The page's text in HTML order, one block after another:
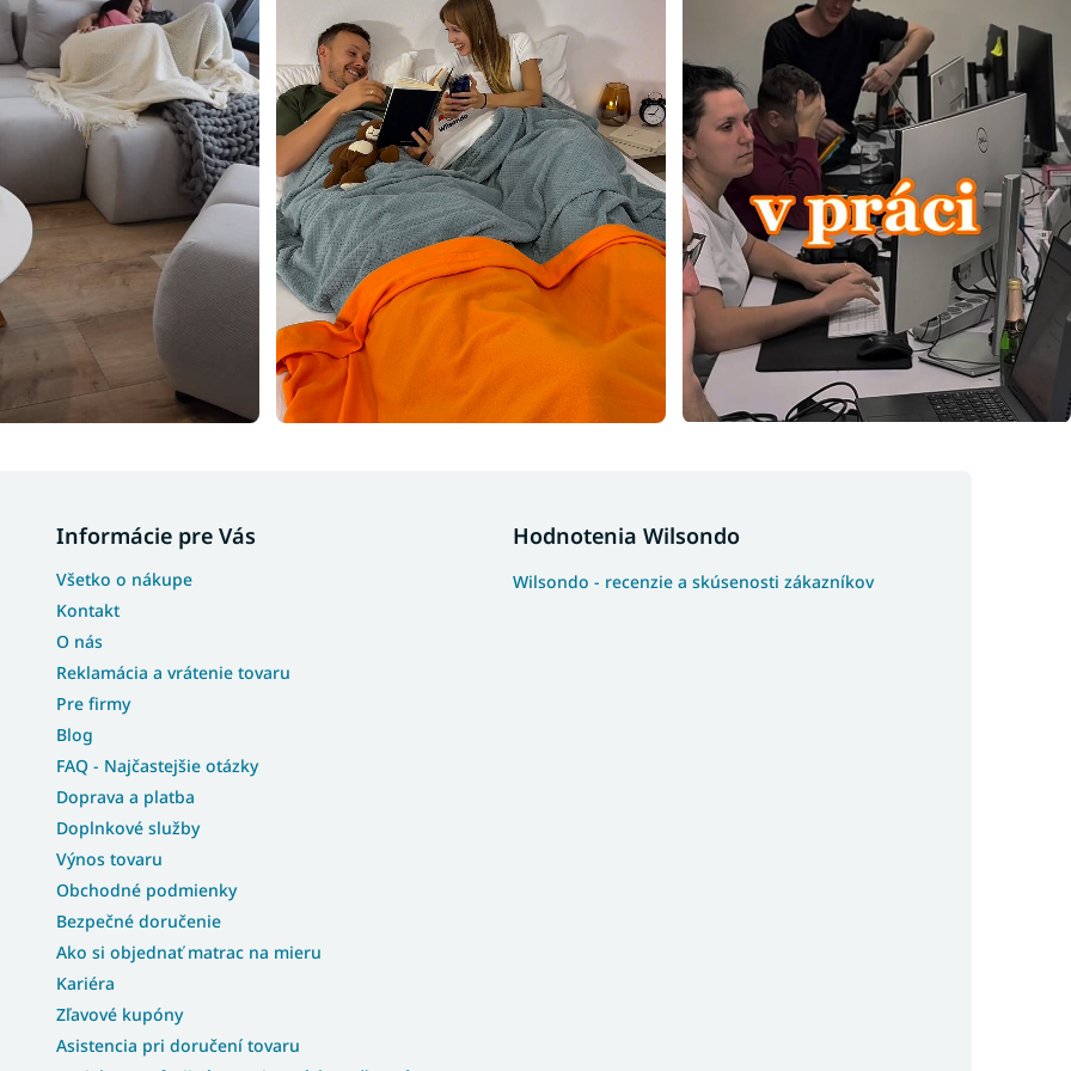
Informácie pre Vás
Všetko o nákupe
Kontakt
O nás
Reklamácia a vrátenie tovaru
Pre firmy
Blog
FAQ - Najčastejšie otázky
Doprava a platba
Doplnkové služby
Výnos tovaru
Obchodné podmienky
Bezpečné doručenie
Ako si objednať matrac na mieru
Kariéra
Zľavové kupóny
Asistencia pri doručení tovaru
Hodnotenia Wilsondo
Wilsondo - recenzie a skúsenosti zákazníkov